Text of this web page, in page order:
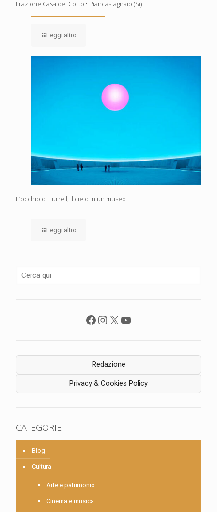
Frazione Casa del Corto • Piancastagnaio (Si)
Leggi altro
L’occhio di Turrell, il cielo in un museo
Leggi altro
Facebook
Instagram
X YouTube
Redazione
Privacy & Cookies Policy
CATEGORIE
Blog
Cultura
Arte e patrimonio
Cinema e musica